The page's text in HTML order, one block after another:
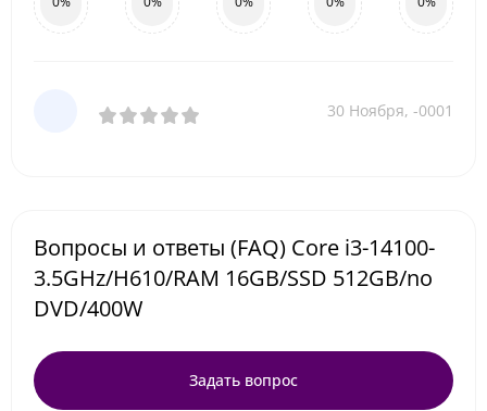
30 Ноября, -0001
Вопросы и ответы (FAQ) Core i3-14100-
3.5GHz/H610/RAM 16GB/SSD 512GB/no
DVD/400W
Задать вопрос